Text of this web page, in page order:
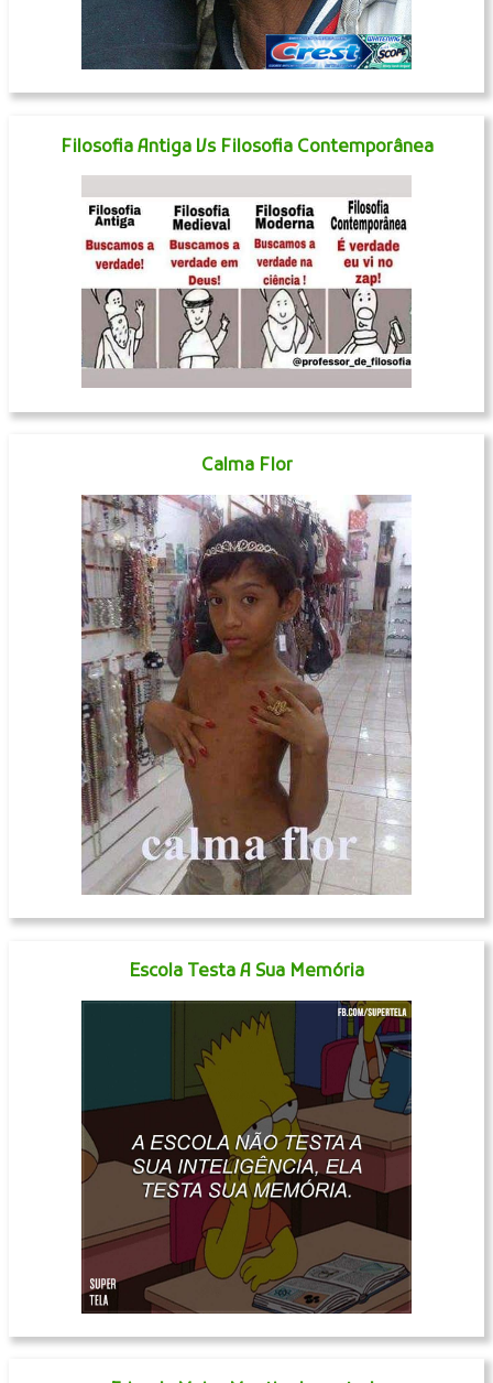
Filosofia Antiga Vs Filosofia Contemporânea
Calma Flor
Escola Testa A Sua Memória